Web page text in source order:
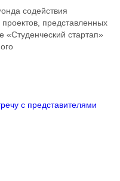
содействия
представленных
стартап»